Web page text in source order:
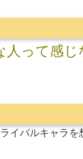
人って感じ
イバルキャラを